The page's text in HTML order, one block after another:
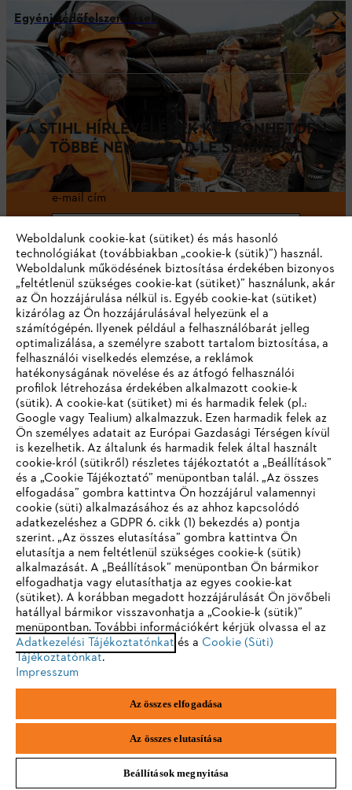
Egyéni védőfelszerelések
A STIHL HÍRLEVELÉNEK KÖSZÖNHETŐEN
TÖBBÉ NEM MARAD LE SEMMIRŐL
e-mail cím
Feliratkozom
#STIHL
Vállalat
STIHL GYIK
Szerviz
Impresszum Cookie tájékoztató
Andreas Stihl Kereskedelmi Kft.
IHR BROWSER WIRD NICHT
UNTERSTÜTZT
Sie nutzen einen Browser, den wir noch nicht unterstützen. Für
eine optimale Nutzung unserer Seite empfehlen wir Ihnen, zu
einem der folgenden Browser zu wechseln:
Firefox Chrome
Weboldalunk cookie-kat (sütiket) és más hasonló
technológiákat (továbbiakban „cookie-k (sütik)”) használ.
Weboldalunk működésének biztosítása érdekében bizonyos
„feltétlenül szükséges cookie-kat (sütiket)” használunk, akár
az Ön hozzájárulása nélkül is. Egyéb cookie-kat (sütiket)
kizárólag az Ön hozzájárulásával helyezünk el a
számítógépén. Ilyenek például a felhasználóbarát jelleg
optimalizálása, a személyre szabott tartalom biztosítása, a
felhasználói viselkedés elemzése, a reklámok
hatékonyságának növelése és az átfogó felhasználói
profilok létrehozása érdekében alkalmazott cookie-k
(sütik). A cookie-kat (sütiket) mi és harmadik felek (pl.:
Google vagy Tealium) alkalmazzuk. Ezen harmadik felek az
Ön személyes adatait az Európai Gazdasági Térségen kívül
is kezelhetik. Az általunk és harmadik felek által használt
cookie-król (sütikről) részletes tájékoztatót a „Beállítások”
és a „Cookie Tájékoztató” menüpontban talál. „Az összes
elfogadása” gombra kattintva Ön hozzájárul valamennyi
cookie (süti) alkalmazásához és az ahhoz kapcsolódó
adatkezeléshez a GDPR 6. cikk (1) bekezdés a) pontja
szerint. „Az összes elutasítása” gombra kattintva Ön
elutasítja a nem feltétlenül szükséges cookie-k (sütik)
alkalmazását. A „Beállítások” menüpontban Ön bármikor
elfogadhatja vagy elutasíthatja az egyes cookie-kat
(sütiket). A korábban megadott hozzájárulását Ön jövőbeli
hatállyal bármikor visszavonhatja a „Cookie-k (sütik)”
menüpontban. További információkért kérjük olvassa el az
Adatkezelési Tájékoztatónkat és a Cookie (Süti)
Tájékoztatónkat.
Impresszum
Az összes elfogadása
Az összes elutasítása
Beállítások megnyitása